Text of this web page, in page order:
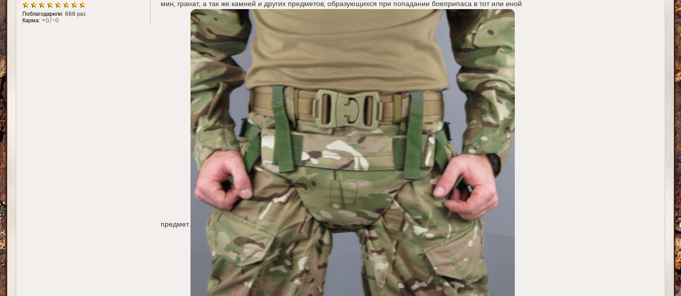
Поблагодарили: 666 раз
Карма: +0/-0
мин, гранат, а так же камней и других предметов, образующихся при попадании боеприпаса в тот или иной
предмет.